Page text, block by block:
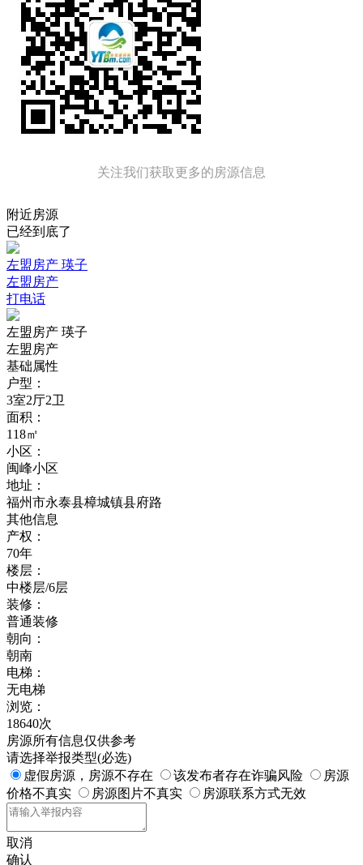
关注我们获取更多的房源信息
附近房源
已经到底了
左盟房产 瑛子
左盟房产
打电话
左盟房产 瑛子
左盟房产
基础属性
户型：
3室2厅2卫
面积：
118㎡
小区：
闽峰小区
地址：
福州市永泰县樟城镇县府路
其他信息
产权：
70年
楼层：
中楼层/6层
装修：
普通装修
朝向：
朝南
电梯：
无电梯
浏览：
18640次
房源所有信息仅供参考
请选择举报类型(必选)
虚假房源，房源不存在
该发布者存在诈骗风险
房源
价格不真实
房源图片不真实 房源联系方式无效
取消
确认